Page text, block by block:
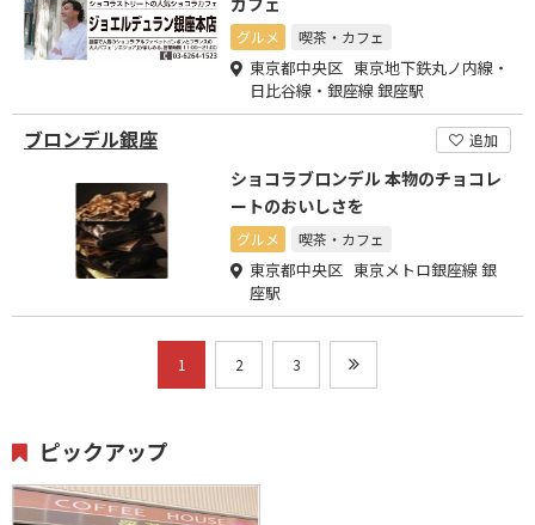
グルメ 喫茶・カフェ
東京都中央区 東京地下鉄丸ノ内線・
日比谷線・銀座線 銀座駅
ブロンデル銀座 追加
ショコラブロンデル 本物のチョコレ
ートのおいしさを
グルメ 喫茶・カフェ
東京都中央区 東京メトロ銀座線 銀
座駅
1 2 3
ピックアップ